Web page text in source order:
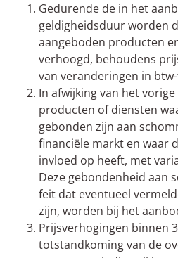
Gedurende de in het
geldigheidsduur worden
aangeboden producten
verhoogd, behoudens
van veranderingen in
In afwijking van het
producten of diensten
gebonden zijn aan
financiële markt en waar
invloed op heeft, met
Deze gebondenheid aan
feit dat eventueel
zijn, worden bij het
Prijsverhogingen binnen
totstandkoming van de